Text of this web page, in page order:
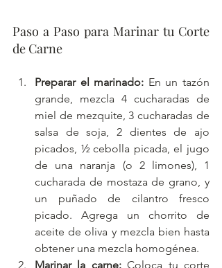
Paso a Paso para Marinar tu Corte
de Carne
Preparar el marinado: En un tazón
grande, mezcla 4 cucharadas de
miel de mezquite, 3 cucharadas de
salsa de soja, 2 dientes de ajo
picados, ½ cebolla picada, el jugo
de una naranja (o 2 limones), 1
cucharada de mostaza de grano, y
un puñado de cilantro fresco
picado. Agrega un chorrito de
aceite de oliva y mezcla bien hasta
obtener una mezcla homogénea.
Marinar la carne: Coloca tu corte